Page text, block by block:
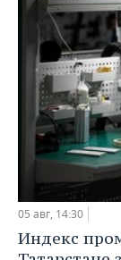
05 авг, 14:30
Индекс